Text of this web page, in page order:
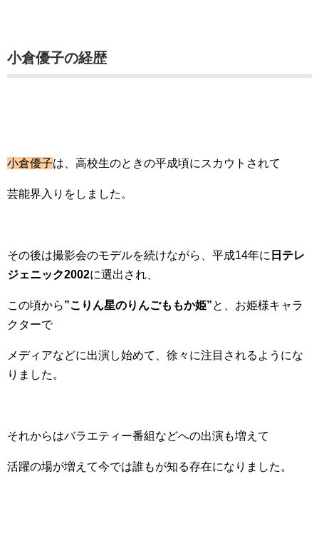
小倉優子の経歴
小倉優子は、高校生のときの平成頃にスカウトされて
芸能界入りをしました。
その後は撮影会のモデルを続けながら、平成14年に 日テレ
ジェニック2002に選出され、
この頃から”こりん星のりんごももか姫”と、お姫様キャラ
クターで
メディアなどに出演し始めて、徐々に注目されるようにな
りました。
それからはバラエティー番組などへの出演も増えて
活躍の場が増えて今では誰もが知る存在になりました。